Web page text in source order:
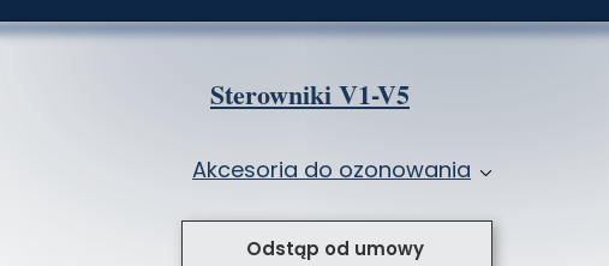
Odstąp od umowy
O firmie
Ozonatory z AI: Ranking i opinie
Ozonator 2-20 g/h z
Ozonator 8-80 g/h z
Ozonator
Akcesoria do ozonowania
Przystawki do ozonatorów
Sterowniki V1-V5